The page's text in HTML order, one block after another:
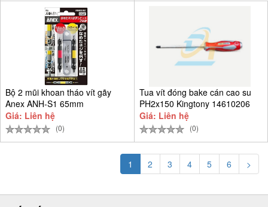
Bộ 2 mũi khoan tháo vít gãy
Anex ANH-S1 65mm
Giá: Liên hệ
(0)
Tua vít đóng bake cán cao su
PH2x150 Kingtony 14610206
Giá: Liên hệ
(0)
1 2 3 4 5 6 >